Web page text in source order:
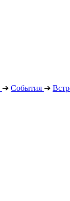
➔ События ➔